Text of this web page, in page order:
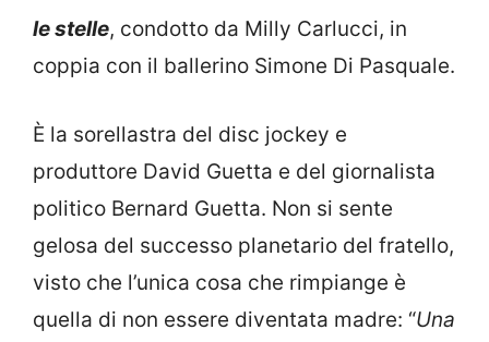
le stelle, condotto da Milly Carlucci, in
coppia con il ballerino Simone Di Pasquale.
È la sorellastra del disc jockey e
produttore David Guetta e del giornalista
politico Bernard Guetta. Non si sente
gelosa del successo planetario del fratello,
visto che l’unica cosa che rimpiange è
quella di non essere diventata madre: “Una